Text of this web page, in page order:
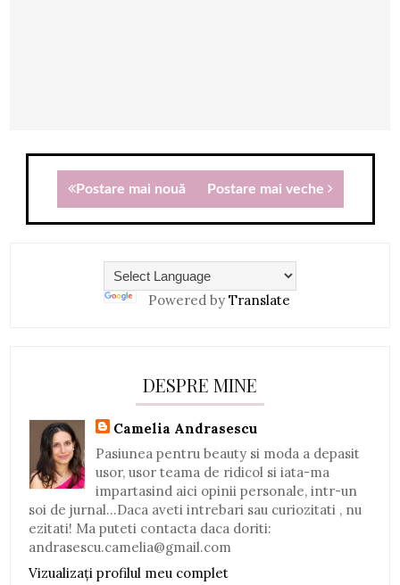
Postare mai nouă Postare mai veche
Powered by Translate
DESPRE MINE
Camelia Andrasescu
Pasiunea pentru beauty si moda a depasit
usor, usor teama de ridicol si iata-ma
impartasind aici opinii personale, intr-un
soi de jurnal...Daca aveti intrebari sau curiozitati , nu
ezitati! Ma puteti contacta daca doriti:
andrasescu.camelia@gmail.com
Vizualizați profilul meu complet